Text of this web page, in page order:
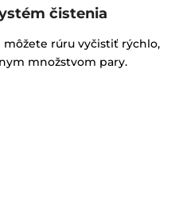
čistenia
môžete rúru vyčistiť rýchlo,
množstvom pary.